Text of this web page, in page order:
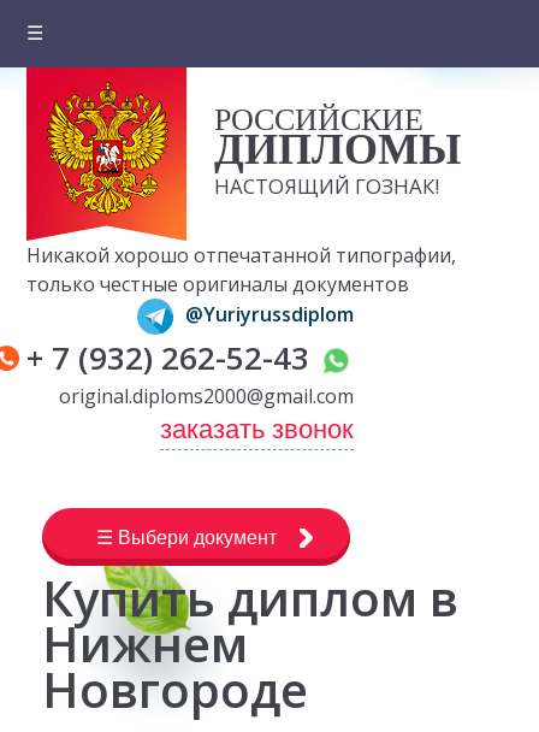
☰
О компании
Цены на документы
Вопросы и ответы
Отзывы клиентов
Оплата и доставка
Контакты
РОССИЙСКИЕ
ДИПЛОМЫ
НАСТОЯЩИЙ ГОЗНАК!
Никакой хорошо отпечатанной типографии,
только честные оригиналы документов
@Yuriyrussdiplom
+ 7 (932) 262-52-43
original.diploms2000@gmail.com
заказать звонок
☰ Выбери документ
Купить диплом в
Нижнем
Новгороде